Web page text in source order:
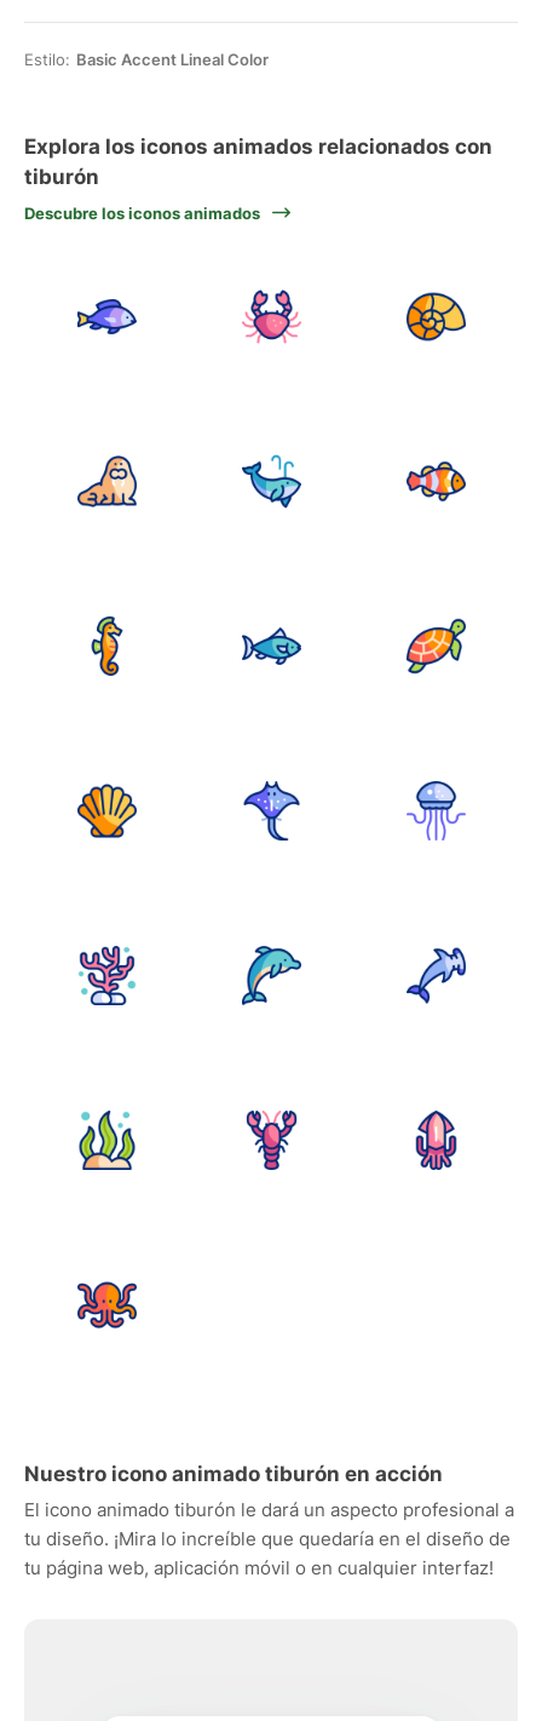
Estilo: Basic Accent Lineal Color
Explora los iconos animados relacionados con
tiburón
Descubre los iconos animados
Nuestro icono animado tiburón en acción
El icono animado tiburón le dará un aspecto profesional a
tu diseño. ¡Mira lo increíble que quedaría en el diseño de
tu página web, aplicación móvil o en cualquier interfaz!